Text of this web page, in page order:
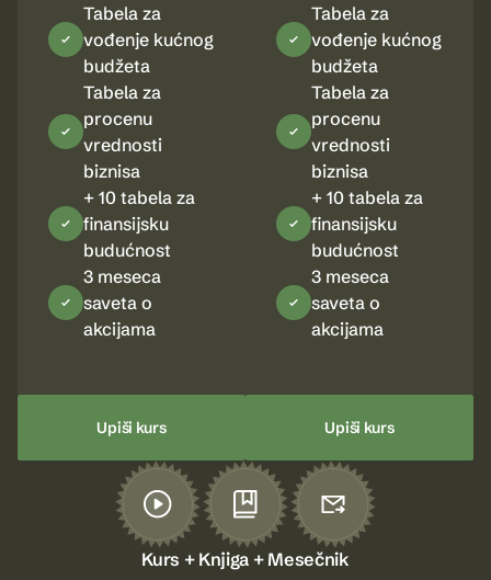
Tabela za
vođenje kućnog
budžeta
Tabela za
procenu
vrednosti
biznisa
+ 10 tabela za
finansijsku
budućnost
3 meseca
saveta o
akcijama
Upiši kurs
Tabela za
vođenje kućnog
budžeta
Tabela za
procenu
vrednosti
biznisa
+ 10 tabela za
finansijsku
budućnost
3 meseca
saveta o
akcijama
Upiši kurs
Kurs + Knjiga + Mesečnik